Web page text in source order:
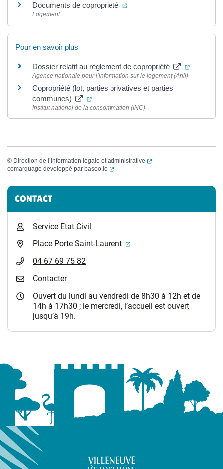
Documents de copropriété (ouverture dans un nouvel
Logement
Pour en savoir plus
Dossier relatif au règlement de copropriété
Agence nationale pour l’information sur le logement (Anil)
Copropriété (lot, parties privatives et parties
communes)
(ouverture dans un nouvel onglet)
Institut national de la consommation (INC)
© Direction de l’information légale et administrative
(ouverture dans un
comarquage developpé par baseo.io (ouverture dans un nouvel onglet)
Informations complémentaires
CONTACT
Service Etat Civil
Place Porte Saint-Laurent
(ouverture dans un
04 67 69 75 82
Contacter
Ouvert du lundi au vendredi de 8h30 à 12h et de
14h à 17h30 ; le mercredi, l’accueil est ouvert
jusqu’à 19h.